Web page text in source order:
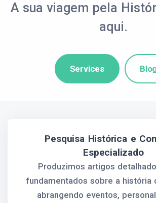
A sua viagem pela
aqui.
Services
Pesquisa Histórica e
Especializado
Produzimos artigos
fundamentados sobre a história
abrangendo eventos,